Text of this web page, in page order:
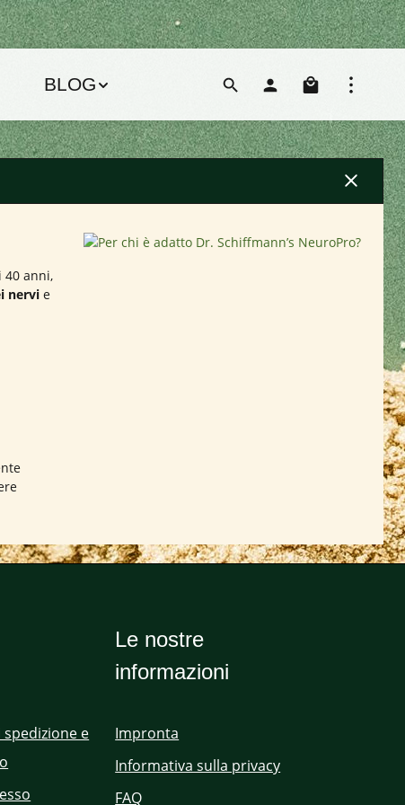
BLOG Il
40 anni,
nervi e
e
Le nostre
informazioni
Impronta
Informativa sulla privacy
FAQ